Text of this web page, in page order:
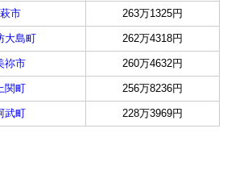
萩市 263万1325円
大島町 262万4318円
祢市 260万4632円
上関町 256万8236円
武町 228万3969円